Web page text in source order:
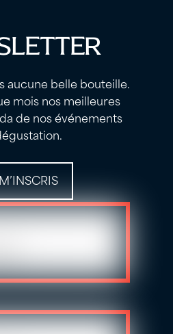
aucune belle bouteille.
mois nos meilleures
de nos événements